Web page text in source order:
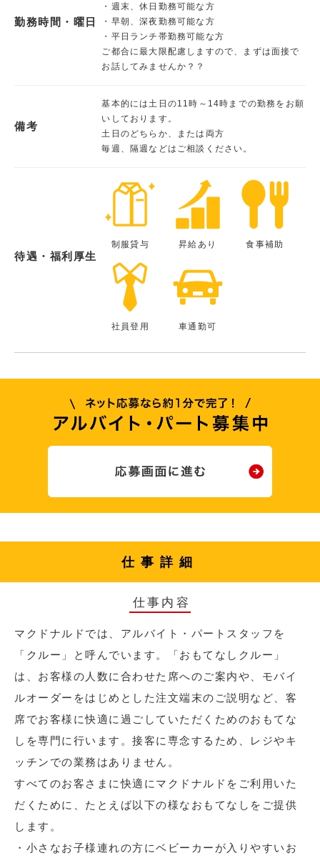
勤務時間・曜日
・週末、休日勤務可能な方
・早朝、深夜勤務可能な方
・平日ランチ帯勤務可能な方
ご都合に最大限配慮しますので、まずは面接で
お話してみませんか？？
備考
基本的には土日の11時～14時までの勤務をお願
いしております。
土日のどちらか、または両方
毎週、隔週などはご相談ください。
待遇・福利厚生
制服貸与 昇給あり 食事補助
社員登用 車通勤可
仕事詳細
仕事内容
マクドナルドでは、アルバイト・パートスタッフを
「クルー」と呼んでいます。「おもてなしクルー」
は、お客様の人数に合わせた席へのご案内や、モバイ
ルオーダーをはじめとした注文端末のご説明など、客
席でお客様に快適に過ごしていただくためのおもてな
しを専門に行います。接客に専念するため、レジやキ
ッチンでの業務はありません。
すべてのお客さまに快適にマクドナルドをご利用いた
だくために、たとえば以下の様なおもてなしをご提供
します。
・小さなお子様連れの方にベビーカーが入りやすいお